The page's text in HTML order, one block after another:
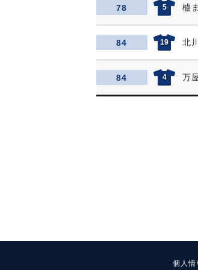
78 5 櫨
84 19 北
84 4 万
個人